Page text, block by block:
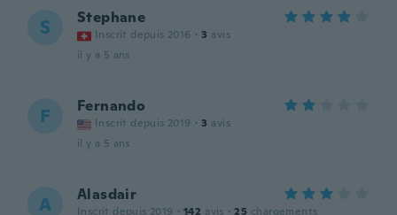
S Stephane
Inscrit depuis 2016 · 3 avis
il y a 5 ans
F Fernando
Inscrit depuis 2019 · 3 avis
il y a 5 ans
A Alasdair
Inscrit depuis 2019 · 142 avis · 25 chargements